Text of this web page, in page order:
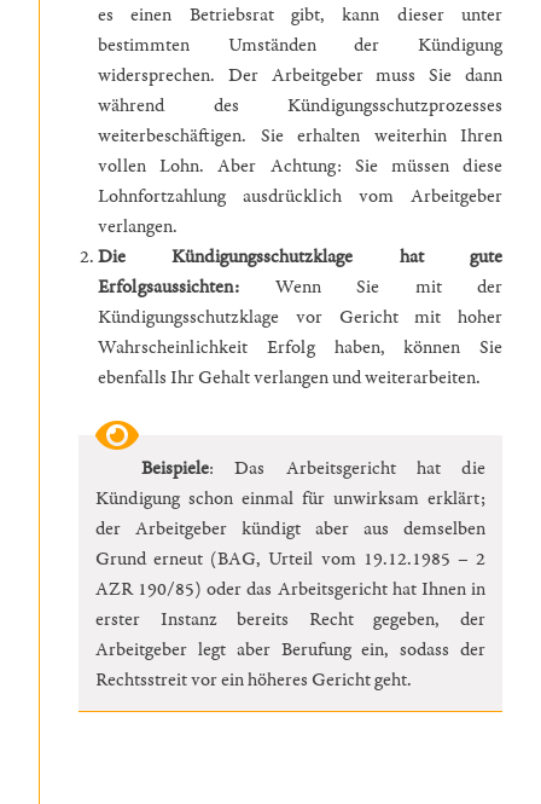
es einen Betriebsrat gibt, kann dieser unter
bestimmten Umständen der Kündigung
widersprechen. Der Arbeitgeber muss Sie dann
während des Kündigungsschutzprozesses
weiterbeschäftigen. Sie erhalten weiterhin Ihren
vollen Lohn. Aber Achtung: Sie müssen diese
Lohnfortzahlung ausdrücklich vom Arbeitgeber
verlangen.
Die Kündigungsschutzklage hat gute
Erfolgsaussichten: Wenn Sie mit der
Kündigungsschutzklage vor Gericht mit hoher
Wahrscheinlichkeit Erfolg haben, können Sie
ebenfalls Ihr Gehalt verlangen und weiterarbeiten.
Beispiele: Das Arbeitsgericht hat die
Kündigung schon einmal für unwirksam erklärt;
der Arbeitgeber kündigt aber aus demselben
Grund erneut (BAG, Urteil vom 19.12.1985 – 2
AZR 190/85) oder das Arbeitsgericht hat Ihnen in
erster Instanz bereits Recht gegeben, der
Arbeitgeber legt aber Berufung ein, sodass der
Rechtsstreit vor ein höheres Gericht geht.